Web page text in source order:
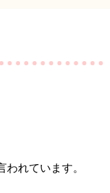
れています。